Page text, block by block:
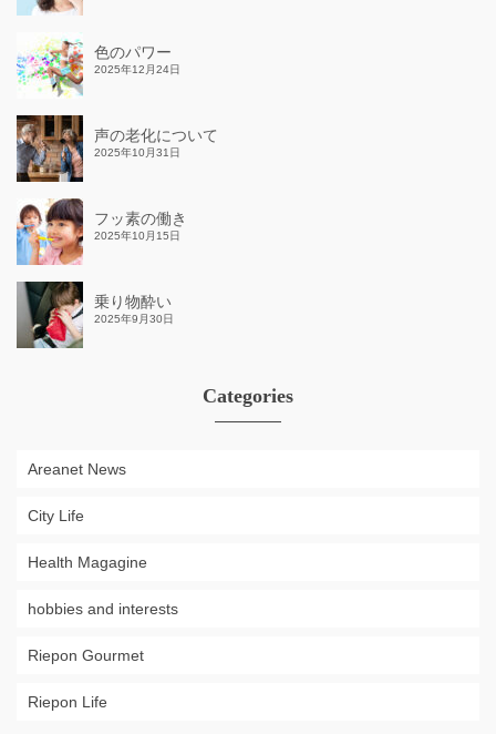
色のパワー
2025年12月24日
声の老化について
2025年10月31日
フッ素の働き
2025年10月15日
乗り物酔い
2025年9月30日
Categories
Areanet News
City Life
Health Magagine
hobbies and interests
Riepon Gourmet
Riepon Life